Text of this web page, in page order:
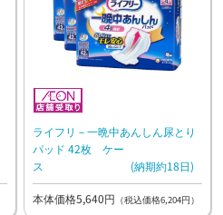
ライフリ－一晩中あんしん尿とり
パッド 42枚 ケー
ス (納期約18日)
本体価格5,640円 （税込価格6,204円）